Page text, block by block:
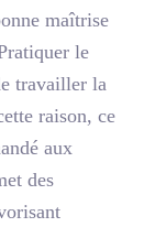
maîtrise
le
travailler la
raison, ce
aux
des